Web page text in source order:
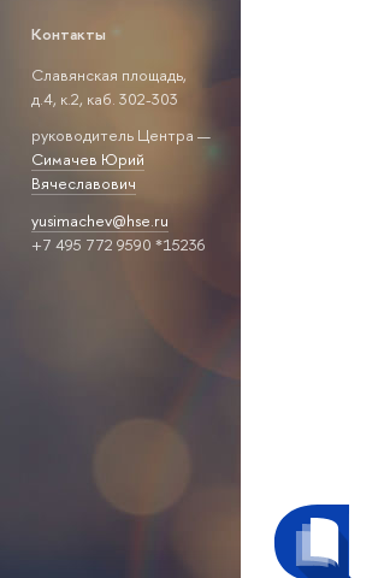
Контакты
Славянская площадь,
д.4, к.2, каб. 302-303
руководитель Центра —
Симачев Юрий
Вячеславович
yusimachev@hse.ru
+7 495 772 9590 *15236